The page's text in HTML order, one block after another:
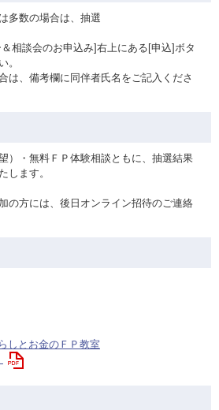
数の場合は、抽選
相談会のお申込み]右上にある[申込]ボタ
。
は、備考欄に同伴者氏名をご記入くださ
）・無料ＦＰ体験相談ともに、抽選結果
します。
の方には、後日オンライン招待のご連絡
とお金のＦＰ教室